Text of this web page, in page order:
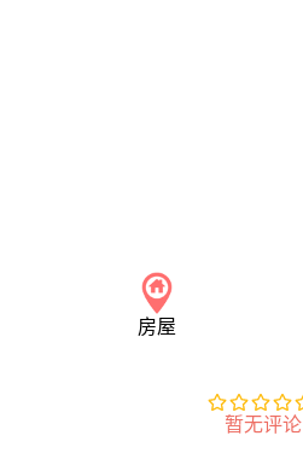
房屋
暂无评论